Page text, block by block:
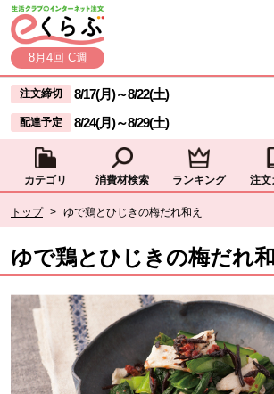
ページの先頭です。
本文へジャンプする。
8月4回 C週
ここからサイト内共通メニューです。
サイト内共通メニューをスキップする
注文締切 8/17(月)～8/22(土)
配達予定 8/24(月)～8/29(土)
カテゴリ 消費材検索 ランキング 注文
トップ > ゆで鶏とひじきの梅だれ和え
現在位置ここまで
ゆで鶏とひじきの梅だれ